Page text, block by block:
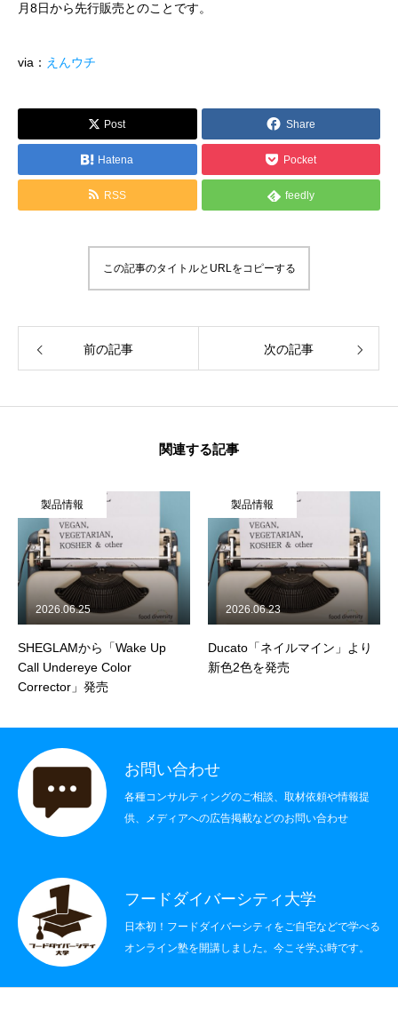
会社概要
メディア掲載
飲食店
製品情報
旅行関連
社会制度
書籍情報
お問い合わせ
月8日から先行販売とのことです。
via： えんウチ
Post Share
Hatena Pocket
RSS feedly
この記事のタイトルとURLをコピーする
前の記事 次の記事
関連する記事
製品情報
SHEGLAMから「Wake Up
Call Undereye Color
Corrector」発売
2026.06.25
製品情報
Ducato「ネイルマイン」より
新色2色を発売
2026.06.23
お問い合わせ
各種コンサルティングのご相談、取材依頼や情報提
供、メディアへの広告掲載などのお問い合わせ
フードダイバーシティ大学
日本初！フードダイバーシティをご自宅などで学べる
オンライン塾を開講しました。今こそ学ぶ時です。